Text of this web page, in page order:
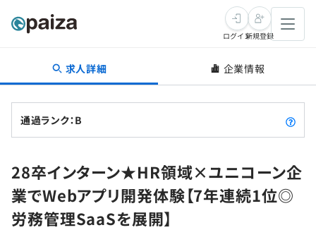
転職・キャリア
転職成功ガイド
転職エージェント
インタビュー
転職成功ガイド
新卒就活
求人検索
本選考
学習
ログイン新規登録
求人詳細 企業情報
通過ランク：B
28卒インターン★HR領域×ユニコーン企
業でWebアプリ開発体験【7年連続1位◎
労務管理SaaSを展開】